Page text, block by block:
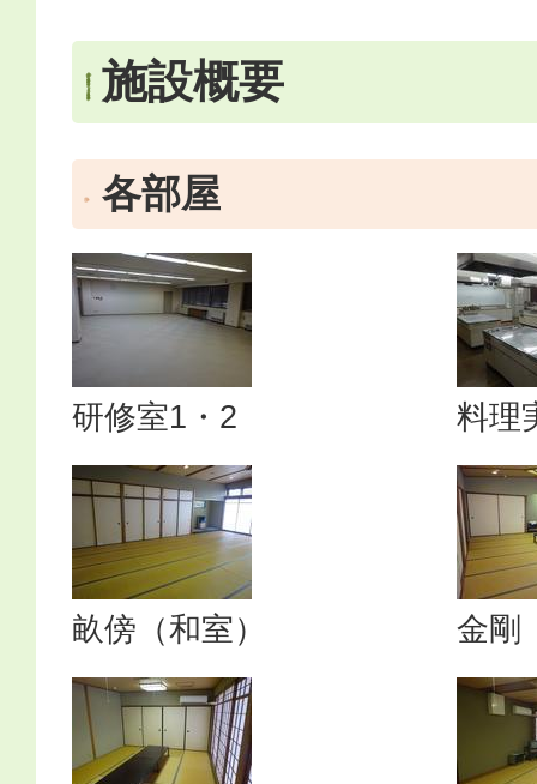
施設概要
各部屋
研修室1・2 料理
畝傍（和室） 金剛